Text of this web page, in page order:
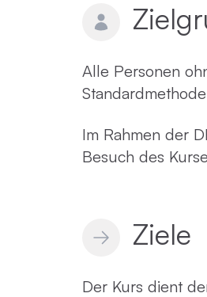
Alle Personen
Im Rahmen der
Besuch des
Ziele
Der Kurs dient